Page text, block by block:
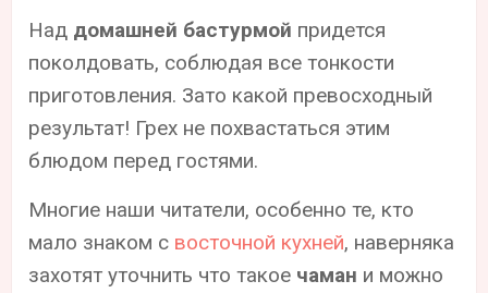
Над домашней бастурмой придется
поколдовать, соблюдая все тонкости
приготовления. Зато какой превосходный
результат! Грех не похвастаться этим
блюдом перед гостями.
Многие наши читатели, особенно те, кто
мало знаком с восточной кухней, наверняка
захотят уточнить что такое чаман и можно